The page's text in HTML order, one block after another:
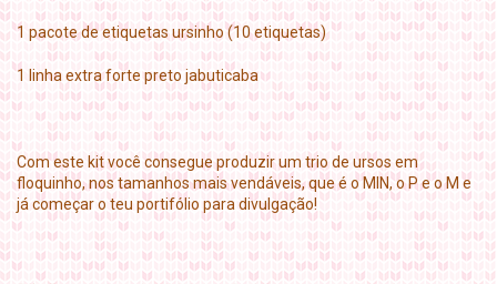
1 pacote de etiquetas ursinho (10 etiquetas)
1 linha extra forte preto jabuticaba
Com este kit você consegue produzir um trio de ursos em
floquinho, nos tamanhos mais vendáveis, que é o MIN, o P e o M e
já começar o teu portifólio para divulgação!